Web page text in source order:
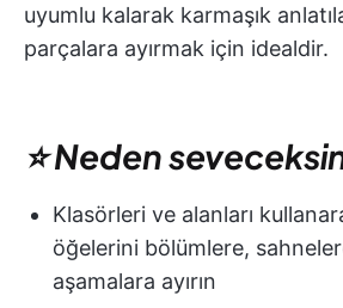
uyumlu kalarak karmaşık
parçalara ayırmak için idealdir.
⭐ Neden
Klasörleri ve alanları
öğelerini bölümlere,
aşamalara ayırın